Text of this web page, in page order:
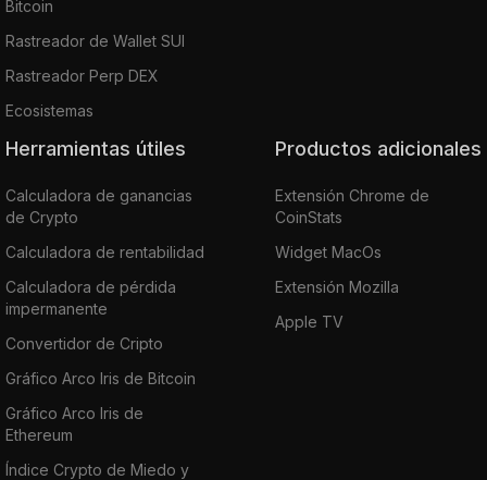
Bitcoin
Rastreador de Wallet SUI
Rastreador Perp DEX
Ecosistemas
Herramientas útiles
Calculadora de ganancias
de Crypto
Calculadora de rentabilidad
Calculadora de pérdida
impermanente
Convertidor de Cripto
Gráfico Arco Iris de Bitcoin
Gráfico Arco Iris de
Ethereum
Índice Crypto de Miedo y
Productos adicionales
Extensión Chrome de
CoinStats
Widget MacOs
Extensión Mozilla
Apple TV